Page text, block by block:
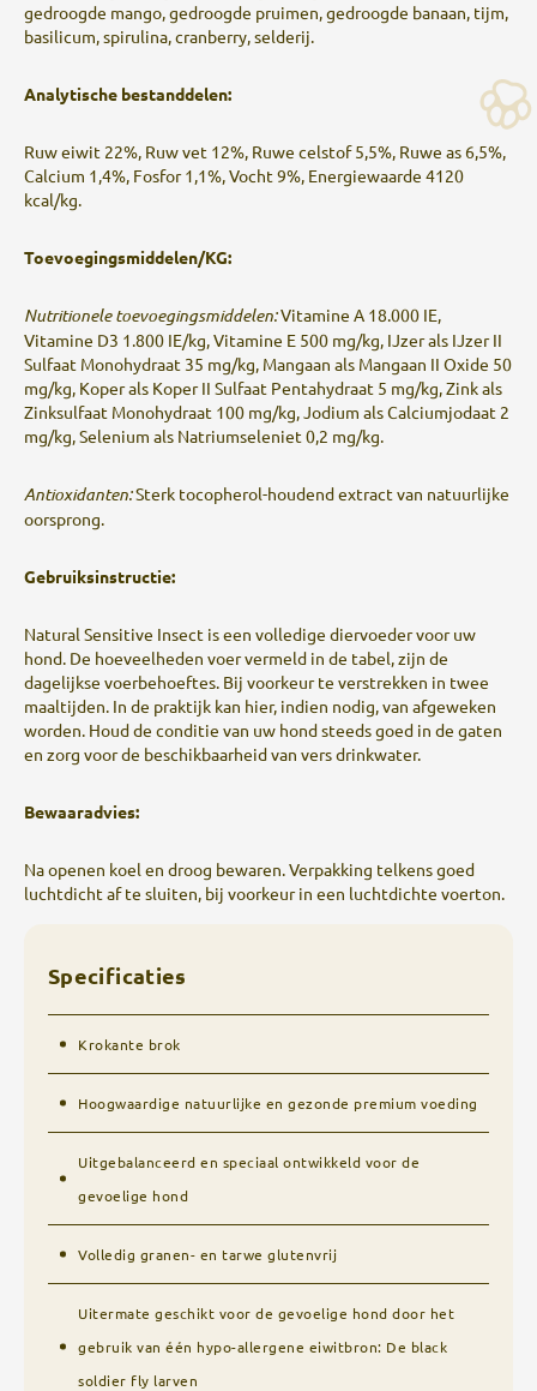
gedroogde mango, gedroogde pruimen, gedroogde banaan, tijm,
basilicum, spirulina, cranberry, selderij.
Analytische bestanddelen:
Ruw eiwit 22%, Ruw vet 12%, Ruwe celstof 5,5%, Ruwe as 6,5%,
Calcium 1,4%, Fosfor 1,1%, Vocht 9%, Energiewaarde 4120
kcal/kg.
Toevoegingsmiddelen/KG:
Nutritionele toevoegingsmiddelen:Vitamine A 18.000 IE,
Vitamine D3 1.800 IE/kg, Vitamine E 500 mg/kg, IJzer als IJzer II
Sulfaat Monohydraat 35 mg/kg, Mangaan als Mangaan II Oxide 50
mg/kg, Koper als Koper II Sulfaat Pentahydraat 5 mg/kg, Zink als
Zinksulfaat Monohydraat 100 mg/kg, Jodium als Calciumjodaat 2
mg/kg, Selenium als Natriumseleniet 0,2 mg/kg.
Antioxidanten:Sterk tocopherol-houdend extract van natuurlijke
oorsprong.
Gebruiksinstructie:
Natural Sensitive Insect is een volledige diervoeder voor uw
hond. De hoeveelheden voer vermeld in de tabel, zijn de
dagelijkse voerbehoeftes. Bij voorkeur te verstrekken in twee
maaltijden. In de praktijk kan hier, indien nodig, van afgeweken
worden. Houd de conditie van uw hond steeds goed in de gaten
en zorg voor de beschikbaarheid van vers drinkwater.
Bewaaradvies:
Na openen koel en droog bewaren. Verpakking telkens goed
luchtdicht af te sluiten, bij voorkeur in een luchtdichte voerton.
Specificaties
Krokante brok
Hoogwaardige natuurlijke en gezonde premium voeding
Uitgebalanceerd en speciaal ontwikkeld voor de
gevoelige hond
Volledig granen- en tarwe glutenvrij
Uitermate geschikt voor de gevoelige hond door het
gebruik van één hypo-allergene eiwitbron: De black
soldier fly larven